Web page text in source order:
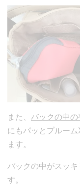
また、 バックの中
にもパッとプルー
ます。
バックの中がスッ
す。